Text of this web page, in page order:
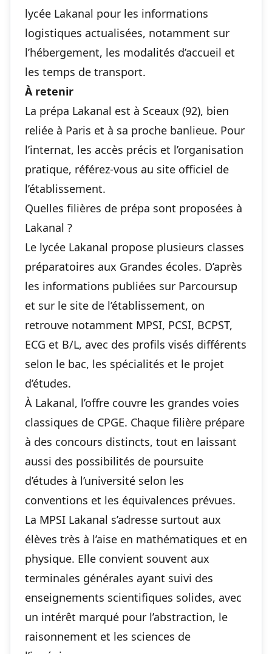
lycée Lakanal pour les informations
logistiques actualisées, notamment sur
l’hébergement, les modalités d’accueil et
les temps de transport.
À retenir
La prépa Lakanal est à Sceaux (92), bien
reliée à Paris et à sa proche banlieue. Pour
l’internat, les accès précis et l’organisation
pratique, référez-vous au site officiel de
l’établissement.
Quelles filières de prépa sont proposées à
Lakanal ?
Le lycée Lakanal propose plusieurs classes
préparatoires aux Grandes écoles. D’après
les informations publiées sur Parcoursup
et sur le site de l’établissement, on
retrouve notamment MPSI, PCSI, BCPST,
ECG et B/L, avec des profils visés différents
selon le bac, les spécialités et le projet
d’études.
À Lakanal, l’offre couvre les grandes voies
classiques de CPGE. Chaque filière prépare
à des concours distincts, tout en laissant
aussi des possibilités de poursuite
d’études à l’université selon les
conventions et les équivalences prévues.
La MPSI Lakanal s’adresse surtout aux
élèves très à l’aise en mathématiques et en
physique. Elle convient souvent aux
terminales générales ayant suivi des
enseignements scientifiques solides, avec
un intérêt marqué pour l’abstraction, le
raisonnement et les sciences de